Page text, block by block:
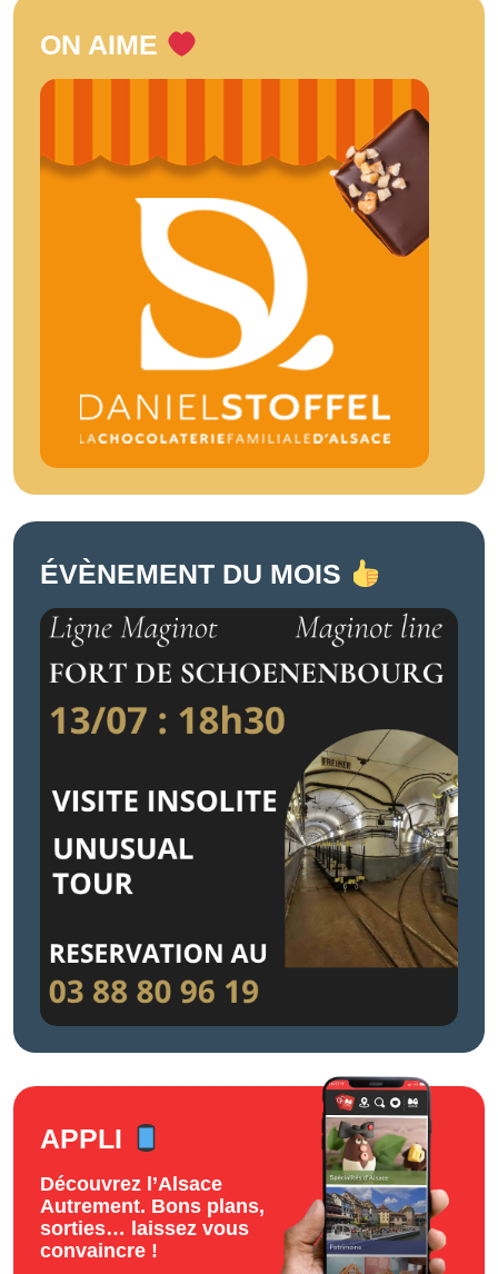
ON AIME
ÉVÈNEMENT DU MOIS
APPLI
Découvrez l’Alsace
Autrement. Bons plans,
sorties… laissez vous
convaincre !